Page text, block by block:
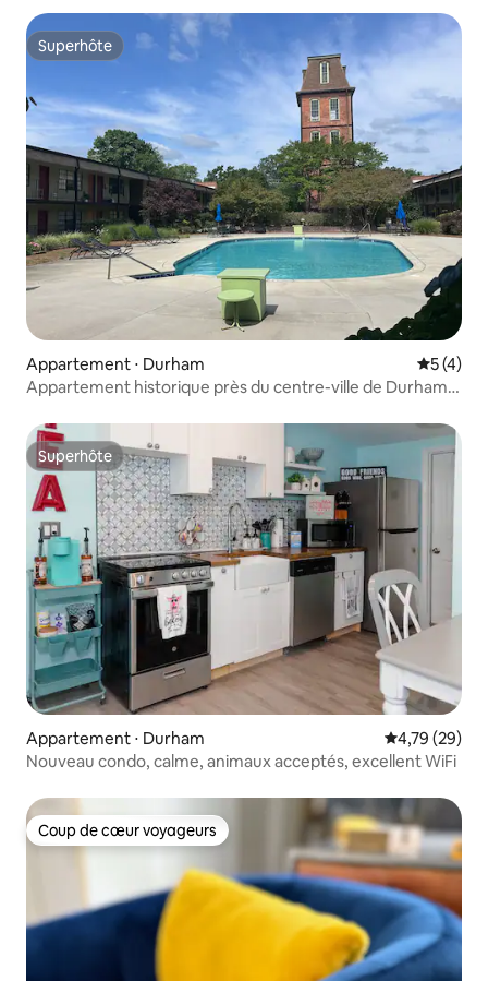
Superhôte
Superhôte
Appartement ⋅ Durham
5 (4)
Appartement historique près du centre-ville de Durham
Superhôte
Superhôte
Appartement ⋅ Durham Évaluation
4,79 (29)
Nouveau condo, calme, animaux acceptés, excellent WiFi
Coup de cœur voyageurs
Coup de cœur voyageurs